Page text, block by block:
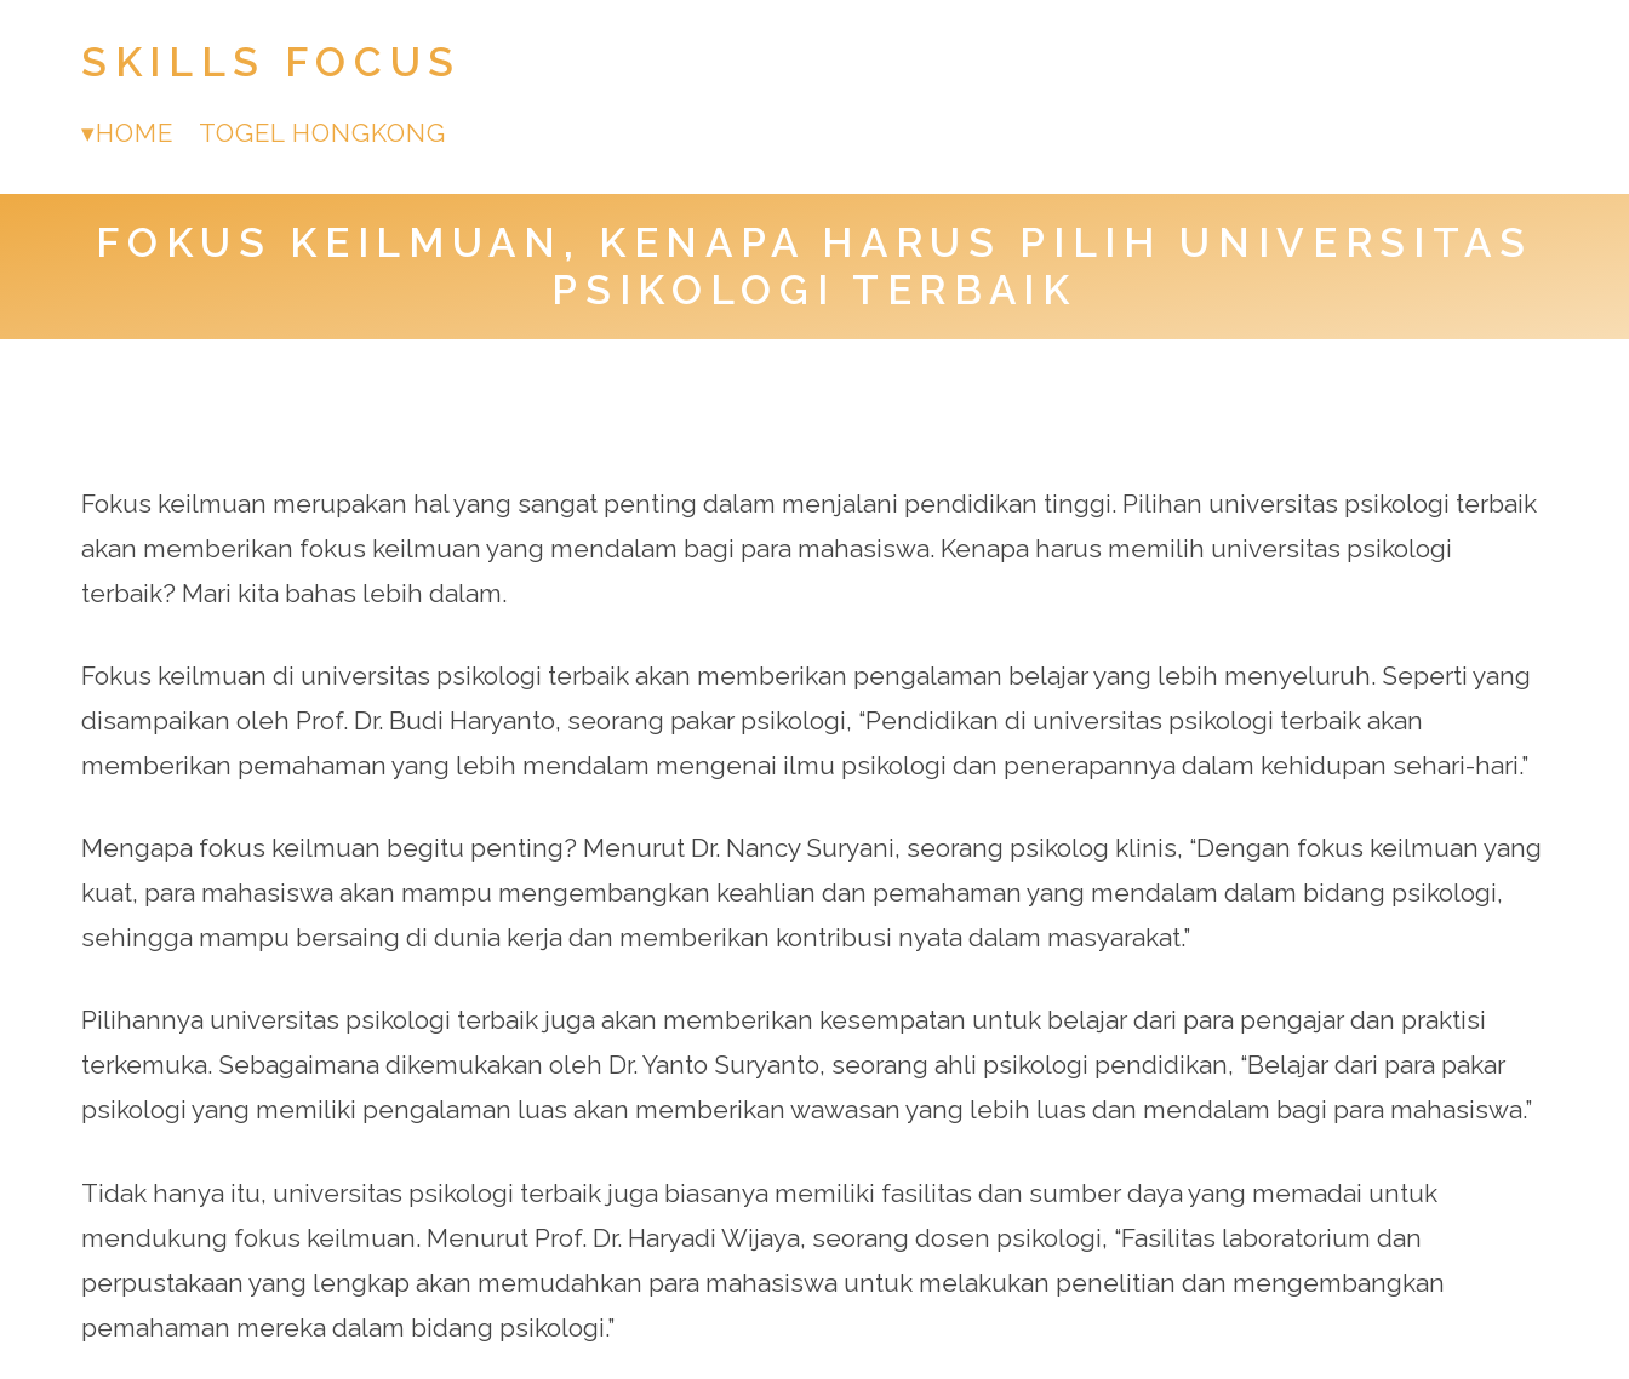
SKILLS FOCUS
HOME TOGEL HONGKONG
FOKUS KEILMUAN, KENAPA HARUS PILIH UNIVERSITAS
PSIKOLOGI TERBAIK
Fokus keilmuan merupakan hal yang sangat penting dalam menjalani pendidikan tinggi. Pilihan universitas psikologi terbaik
akan memberikan fokus keilmuan yang mendalam bagi para mahasiswa. Kenapa harus memilih universitas psikologi
terbaik? Mari kita bahas lebih dalam.
Fokus keilmuan di universitas psikologi terbaik akan memberikan pengalaman belajar yang lebih menyeluruh. Seperti yang
disampaikan oleh Prof. Dr. Budi Haryanto, seorang pakar psikologi, “Pendidikan di universitas psikologi terbaik akan
memberikan pemahaman yang lebih mendalam mengenai ilmu psikologi dan penerapannya dalam kehidupan sehari-hari.”
Mengapa fokus keilmuan begitu penting? Menurut Dr. Nancy Suryani, seorang psikolog klinis, “Dengan fokus keilmuan yang
kuat, para mahasiswa akan mampu mengembangkan keahlian dan pemahaman yang mendalam dalam bidang psikologi,
sehingga mampu bersaing di dunia kerja dan memberikan kontribusi nyata dalam masyarakat.”
Pilihannya universitas psikologi terbaik juga akan memberikan kesempatan untuk belajar dari para pengajar dan praktisi
terkemuka. Sebagaimana dikemukakan oleh Dr. Yanto Suryanto, seorang ahli psikologi pendidikan, “Belajar dari para pakar
psikologi yang memiliki pengalaman luas akan memberikan wawasan yang lebih luas dan mendalam bagi para mahasiswa.”
Tidak hanya itu, universitas psikologi terbaik juga biasanya memiliki fasilitas dan sumber daya yang memadai untuk
mendukung fokus keilmuan. Menurut Prof. Dr. Haryadi Wijaya, seorang dosen psikologi, “Fasilitas laboratorium dan
perpustakaan yang lengkap akan memudahkan para mahasiswa untuk melakukan penelitian dan mengembangkan
pemahaman mereka dalam bidang psikologi.”